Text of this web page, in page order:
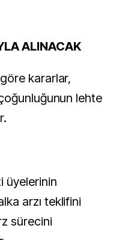
ALINACAK
kararlar,
lehte
üyelerinin
arzı teklifini
sürecini